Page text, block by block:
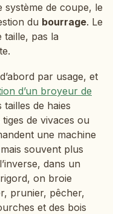
système de coupe, le
du bourrage. Le
taille, pas la
par usage, et
d’un broyeur de
tailles de haies
de vivaces ou
une machine
souvent plus
dans un
on broie
prunier, pêcher,
et des bois